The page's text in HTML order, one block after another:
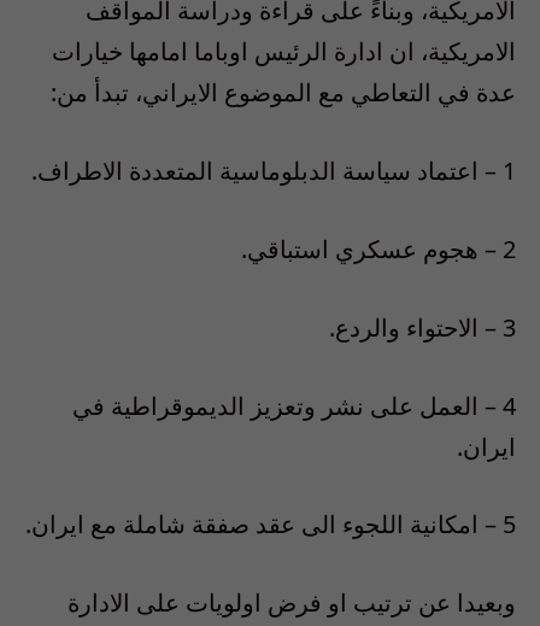
الامريكية، وبناءً على قراءة ودراسة المواقف
الامريكية، ان ادارة الرئيس اوباما امامها خيارات
عدة في التعاطي مع الموضوع الايراني، تبدأ من:
1 – اعتماد سياسة الدبلوماسية المتعددة الاطراف.
2 – هجوم عسكري استباقي.
3 – الاحتواء والردع.
4 – العمل على نشر وتعزيز الديموقراطية في
ايران.
5 – امكانية اللجوء الى عقد صفقة شاملة مع ايران.
وبعيدا عن ترتيب او فرض اولويات على الادارة